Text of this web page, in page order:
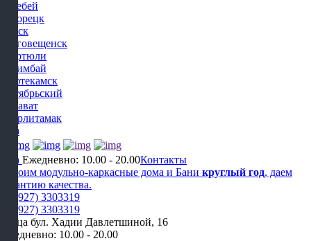
Белебей
Белорецк
Бирск
Благовещенск
Дюртюли
Ишимбай
Нефтекамск
Октябрьский
Салават
Стерлитамак
Уфа
Уфа Ежедневно: 10.00 - 20.00Контакты
Строим модульно-каркасные дома и Бани круглый год, даем
гарантию качества.
+7 (927) 3303319
+7 (927) 3303319
улица бул. Хадии Давлетшиной, 16
Ежедневно: 10.00 - 20.00